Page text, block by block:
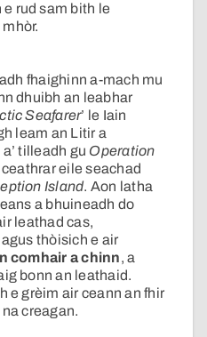
rud sam bith le
fhaighinn a-mach mu
dhuibh an leabhar
Seafarer’ le Iain
leam an Litir a
tilleadh gu Operation
eile seachad
Island. Aon latha
a bhuineadh do
leathad cas,
thòisich e air
comhair a chinn, a
bonn an leathaid.
e grèim air ceann an fhir
creagan.